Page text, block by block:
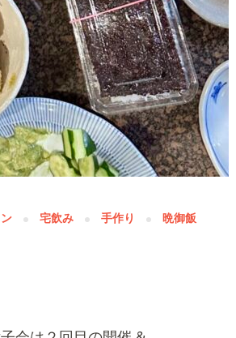
宅飲み 手作り 晩御飯